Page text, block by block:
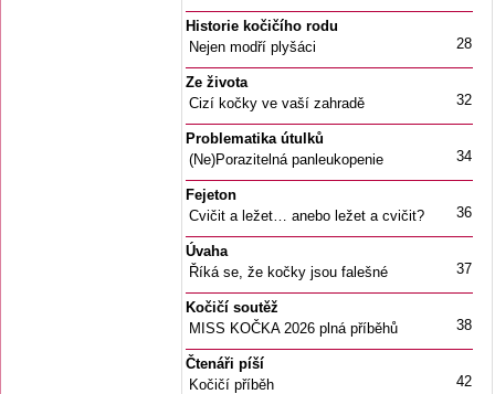
Historie kočičího rodu
Nejen modří plyšáci
28
Ze života
Cizí kočky ve vaší zahradě
32
Problematika útulků
(Ne)Porazitelná panleukopenie
34
Fejeton
Cvičit a ležet… anebo ležet a cvičit?
36
Úvaha
Říká se, že kočky jsou falešné
37
Kočičí soutěž
MISS KOČKA 2026 plná příběhů
38
Čtenáři píší
Kočičí příběh
42